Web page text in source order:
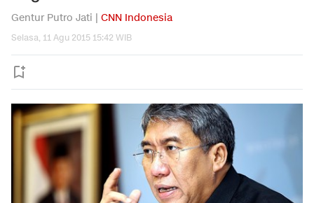
Gentur Putro Jati | CNN Indonesia
Selasa, 11 Agu 2015 15:42 WIB